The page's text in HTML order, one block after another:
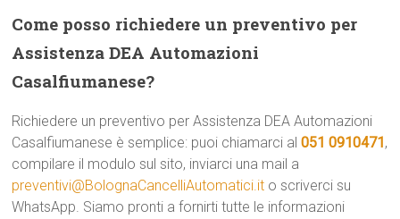
Come posso richiedere un preventivo per
Assistenza DEA Automazioni
Casalfiumanese?
Richiedere un preventivo per Assistenza DEA Automazioni
Casalfiumanese è semplice: puoi chiamarci al051 0910471,
compilare il modulo sul sito, inviarci una mail a
preventivi@BolognaCancelliAutomatici.it o scriverci su
WhatsApp. Siamo pronti a fornirti tutte le informazioni